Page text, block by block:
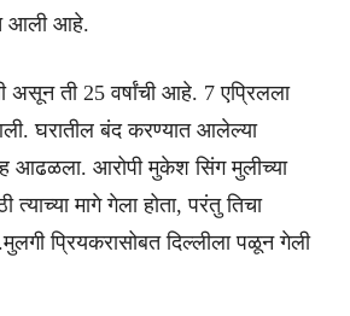
आली आहे.
असून ती 25 वर्षांची आहे. 7 एप्रिलला
घरातील बंद करण्यात आलेल्या
आढळला. आरोपी मुकेश सिंग मुलीच्या
त्याच्या मागे गेला होता, परंतु तिचा
प्रियकरासोबत दिल्लीला पळून गेली